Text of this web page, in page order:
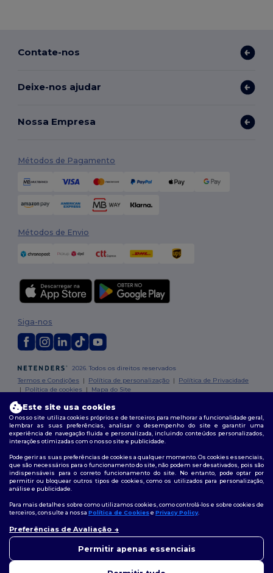
Contate-nos
Deixe-nos ajudar
Nossa Empresa
Métodos de Pagamento
Métodos de Envio
2026. Todos os direitos reservados
Termos e Condições | Política de personalização | Política de Privacidade
| Política de cookies | Mapa do Site
Siga-nos
Este site usa cookies
O nosso site utiliza cookies próprios e de terceiros para melhorar a funcionalidade geral,
lembrar as suas preferências, analisar o desempenho do site e garantir uma
experiência de navegação fluida e personalizada, incluindo conteúdos personalizados,
interações otimizadas com o nosso site e publicidade.
Pode gerir as suas preferências de cookies a qualquer momento. Os cookies essenciais,
que são necessários para o funcionamento do site, não podem ser desativados, pois são
indispensáveis para o correto funcionamento do site. No entanto, pode optar por
permitir ou bloquear outros tipos de cookies, como os utilizados para personalização,
análise e publicidade.
Para mais detalhes sobre como utilizamos cookies, como controlá-los e sobre cookies de
terceiros, consulte a nossa Política de Cookiese Privacy Policy.
Preferências de Avaliação
Permitir apenas essenciais
questão, pode contactar-nos a